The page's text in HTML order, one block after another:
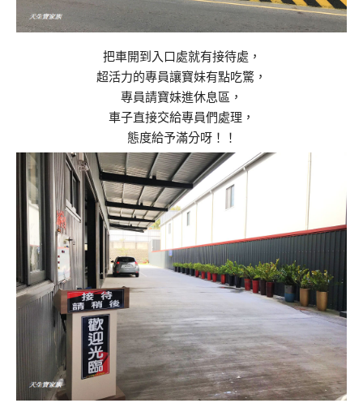
把車開到入口處就有接待處，
超活力的專員讓寶妹有點吃驚，
專員請寶妹進休息區，
車子直接交給專員們處理，
態度給予滿分呀！！